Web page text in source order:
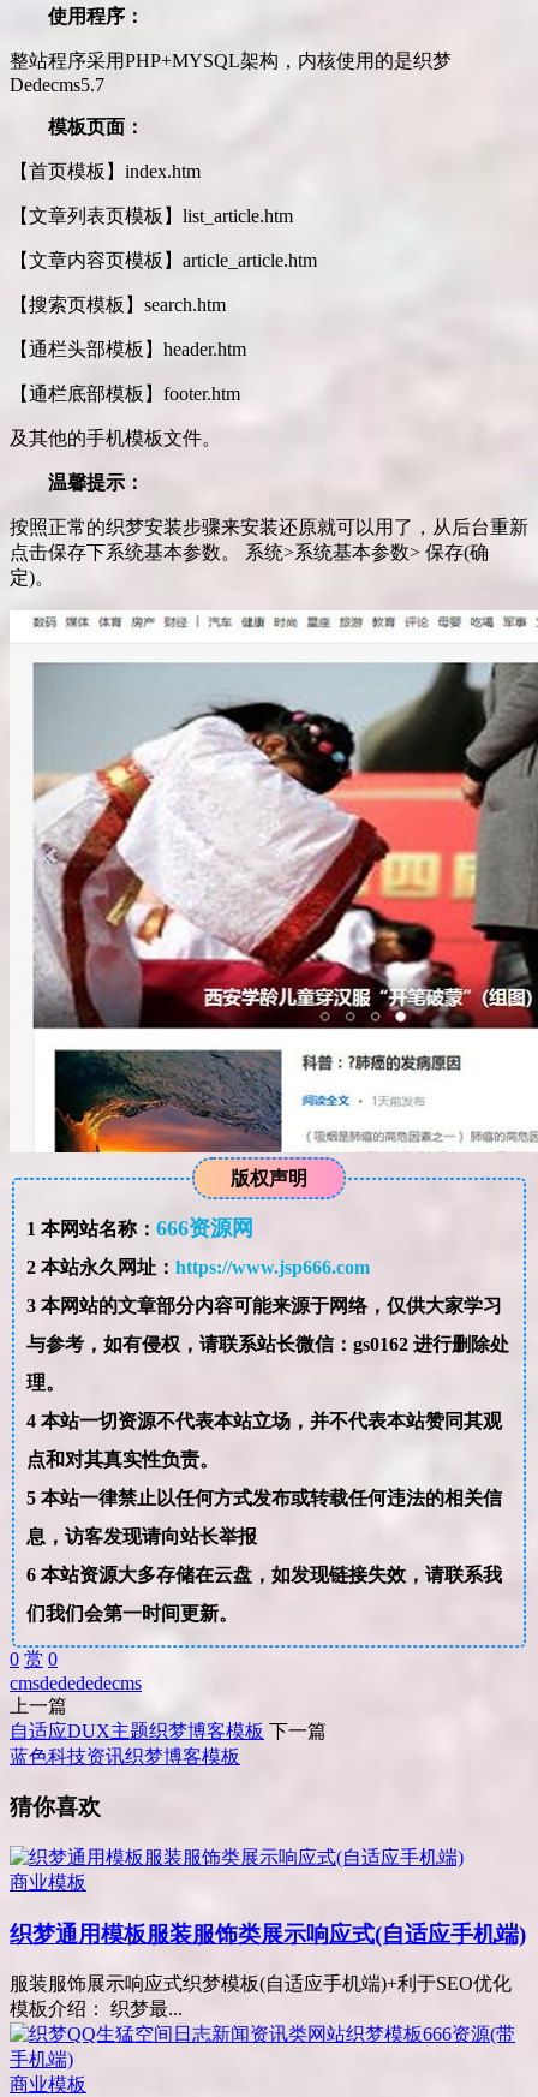
使用程序：
整站程序采用PHP+MYSQL架构，内核使用的是织梦
Dedecms5.7
模板页面：
【首页模板】index.htm
【文章列表页模板】list_article.htm
【文章内容页模板】article_article.htm
【搜索页模板】search.htm
【通栏头部模板】header.htm
【通栏底部模板】footer.htm
及其他的手机模板文件。
温馨提示：
按照正常的织梦安装步骤来安装还原就可以用了，从后台重新
点击保存下系统基本参数。 系统>系统基本参数> 保存(确
定)。
版权声明
1 本网站名称： 666资源网
2本站永久网址： https://www.jsp666.com
3本网站的文章部分内容可能来源于网络，仅供大家学习
与参考，如有侵权，请联系站长微信：gs0162 进行删除处
理。
4本站一切资源不代表本站立场，并不代表本站赞同其观
点和对其真实性负责。
5本站一律禁止以任何方式发布或转载任何违法的相关信
息，访客发现请向站长举报
6本站资源大多存储在云盘，如发现链接失效，请联系我
们我们会第一时间更新。
0 赏 0
cmsdedededecms
上一篇
自适应DUX主题织梦博客模板 下一篇
蓝色科技资讯织梦博客模板
猜你喜欢
商业模板
织梦通用模板服装服饰类展示响应式(自适应手机端)
服装服饰展示响应式织梦模板(自适应手机端)+利于SEO优化
模板介绍： 织梦最...
商业模板